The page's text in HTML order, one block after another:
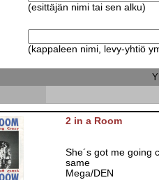
(esittäjän nimi tai sen alku)
(kappaleen nimi, levy-yhtiö
2 in a Room
She´s got me going
same
Mega/DEN